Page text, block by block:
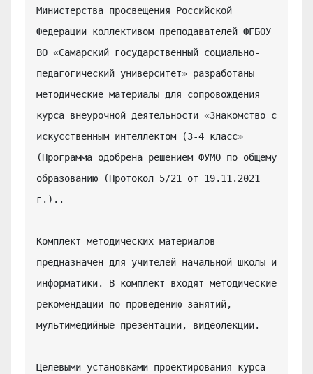
Министерства просвещения Российской
Федерации коллективом преподавателей ФГБОУ
ВО «Самарский государственный социально-
педагогический университет» разработаны
методические материалы для сопровождения
курса внеурочной деятельности «Знакомство с
искусственным интеллектом (3-4 класс»
(Программа одобрена решением ФУМО по общему
образованию (Протокол 5/21 от 19.11.2021
г.)..
Комплект методических материалов
предназначен для учителей начальной школы и
информатики. В комплект входят методические
рекомендации по проведению занятий,
мультимедийные презентации, видеолекции.
Целевыми установками проектирования курса